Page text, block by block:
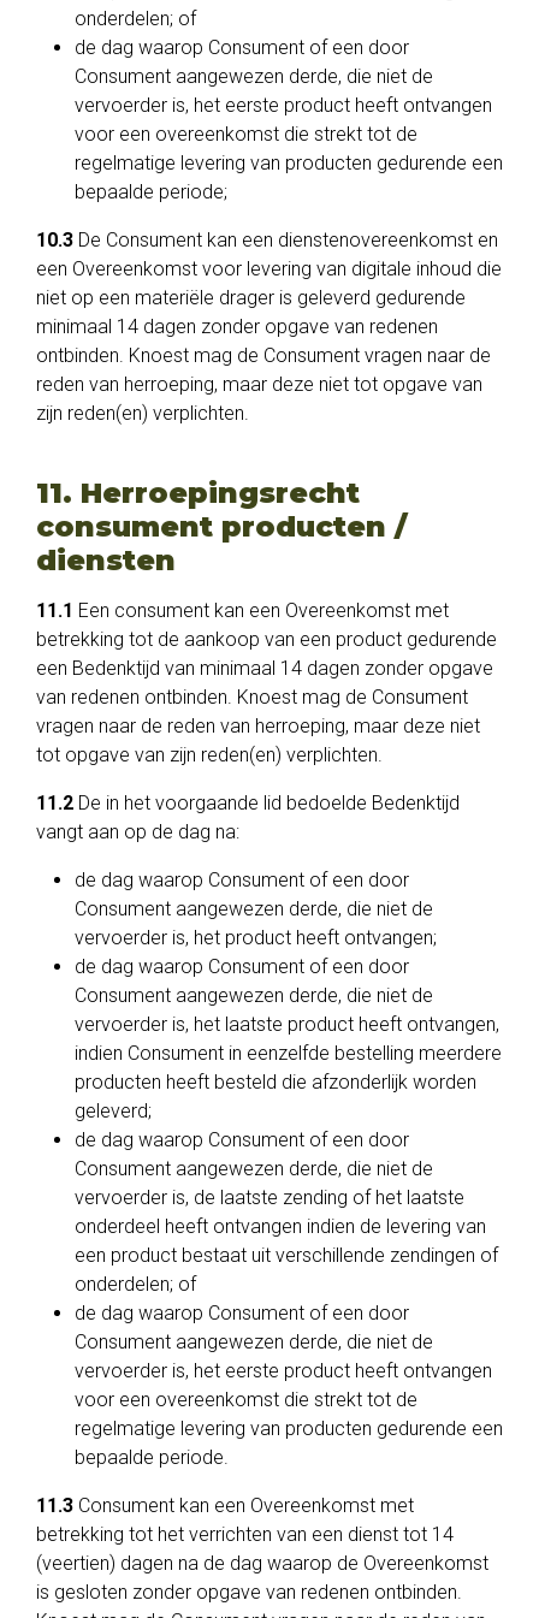
onderdelen; of
de dag waarop Consument of een door
Consument aangewezen derde, die niet de
vervoerder is, het eerste product heeft ontvangen
voor een overeenkomst die strekt tot de
regelmatige levering van producten gedurende een
bepaalde periode;
10.3 De Consument kan een dienstenovereenkomst en
een Overeenkomst voor levering van digitale inhoud die
niet op een materiële drager is geleverd gedurende
minimaal 14 dagen zonder opgave van redenen
ontbinden. Knoest mag de Consument vragen naar de
reden van herroeping, maar deze niet tot opgave van
zijn reden(en) verplichten.
11. Herroepingsrecht
consument producten /
diensten
11.1 Een consument kan een Overeenkomst met
betrekking tot de aankoop van een product gedurende
een Bedenktijd van minimaal 14 dagen zonder opgave
van redenen ontbinden. Knoest mag de Consument
vragen naar de reden van herroeping, maar deze niet
tot opgave van zijn reden(en) verplichten.
11.2 De in het voorgaande lid bedoelde Bedenktijd
vangt aan op de dag na:
de dag waarop Consument of een door
Consument aangewezen derde, die niet de
vervoerder is, het product heeft ontvangen;
de dag waarop Consument of een door
Consument aangewezen derde, die niet de
vervoerder is, het laatste product heeft ontvangen,
indien Consument in eenzelfde bestelling meerdere
producten heeft besteld die afzonderlijk worden
geleverd;
de dag waarop Consument of een door
Consument aangewezen derde, die niet de
vervoerder is, de laatste zending of het laatste
onderdeel heeft ontvangen indien de levering van
een product bestaat uit verschillende zendingen of
onderdelen; of
de dag waarop Consument of een door
Consument aangewezen derde, die niet de
vervoerder is, het eerste product heeft ontvangen
voor een overeenkomst die strekt tot de
regelmatige levering van producten gedurende een
bepaalde periode.
11.3 Consument kan een Overeenkomst met
betrekking tot het verrichten van een dienst tot 14
(veertien) dagen na de dag waarop de Overeenkomst
is gesloten zonder opgave van redenen ontbinden.